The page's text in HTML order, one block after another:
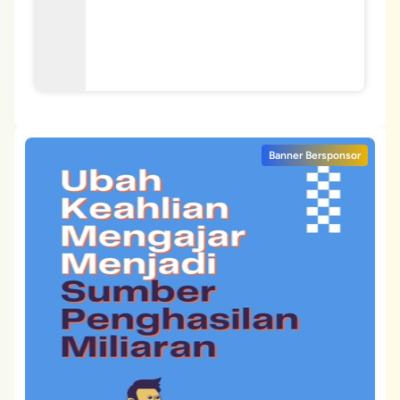
Banner Bersponsor